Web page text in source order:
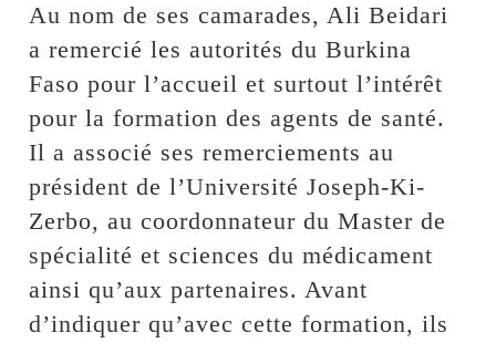
Au nom de ses camarades, Ali Beidari
a remercié les autorités du Burkina
Faso pour l’accueil et surtout l’intérêt
pour la formation des agents de santé.
Il a associé ses remerciements au
président de l’Université Joseph-Ki-
Zerbo, au coordonnateur du Master de
spécialité et sciences du médicament
ainsi qu’aux partenaires. Avant
d’indiquer qu’avec cette formation, ils